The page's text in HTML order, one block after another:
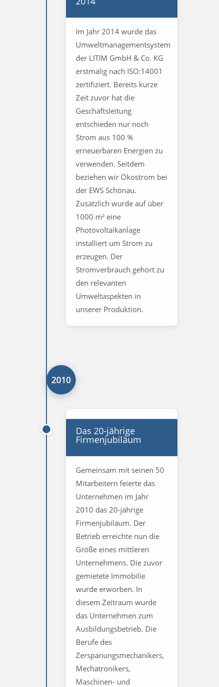
Im Jahr 2014 wurde das
Umweltmanagementsystem
der LITIM GmbH & Co. KG
erstmalig nach ISO:14001
zertifiziert. Bereits kurze
Zeit zuvor hat die
Geschäftsleitung
entschieden nur noch
Strom aus 100 %
erneuerbaren Energien zu
verwenden. Seitdem
beziehen wir Ökostrom bei
der EWS Schönau.
Zusätzlich wurde auf über
1000 m² eine
Photovoltaikanlage
installiert um Strom zu
erzeugen. Der
Stromverbrauch gehört zu
den relevanten
Umweltaspekten in
unserer Produktion.
2010
Das 20-jährige
Firmenjubiläum
Gemeinsam mit seinen 50
Mitarbeitern feierte das
Unternehmen im Jahr
2010 das 20-jährige
Firmenjubiläum. Der
Betrieb erreichte nun die
Größe eines mittleren
Unternehmens. Die zuvor
gemietete Immobilie
wurde erworben. In
diesem Zeitraum wurde
das Unternehmen zum
Ausbildungsbetrieb. Die
Berufe des
Zerspanungsmechanikers,
Mechatronikers,
Maschinen- und